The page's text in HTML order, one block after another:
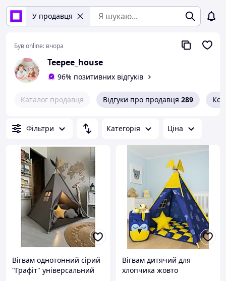
У продавця
Був online: вчора
Teepee_house
96% позитивних відгуків
Каталог продавця Відгуки про продавця 289
Фільтри Категорія Ціна
Вігвам однотонний сірий
"Графіт" універсальний
Вігвам дитячий для
хлопчика жовто